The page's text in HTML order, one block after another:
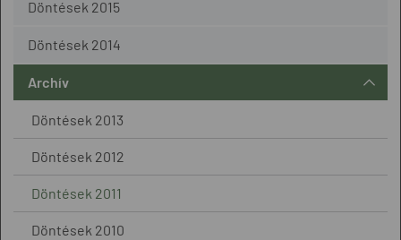
Döntések 2015
Döntések 2014
Archív
Döntések 2013
Döntések 2012
Döntések 2011
Döntések 2010